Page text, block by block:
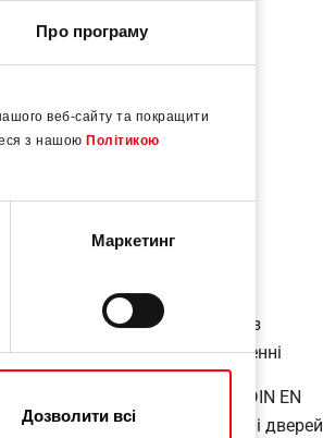
Про програму
веб-сайту та покращити
з нашою Політикою
Маркетинг
Дозволити всі
завдяки функції FixClick з
у правильному положенні
відповідно до DIN EN
відкривання (при відкриванні дверей